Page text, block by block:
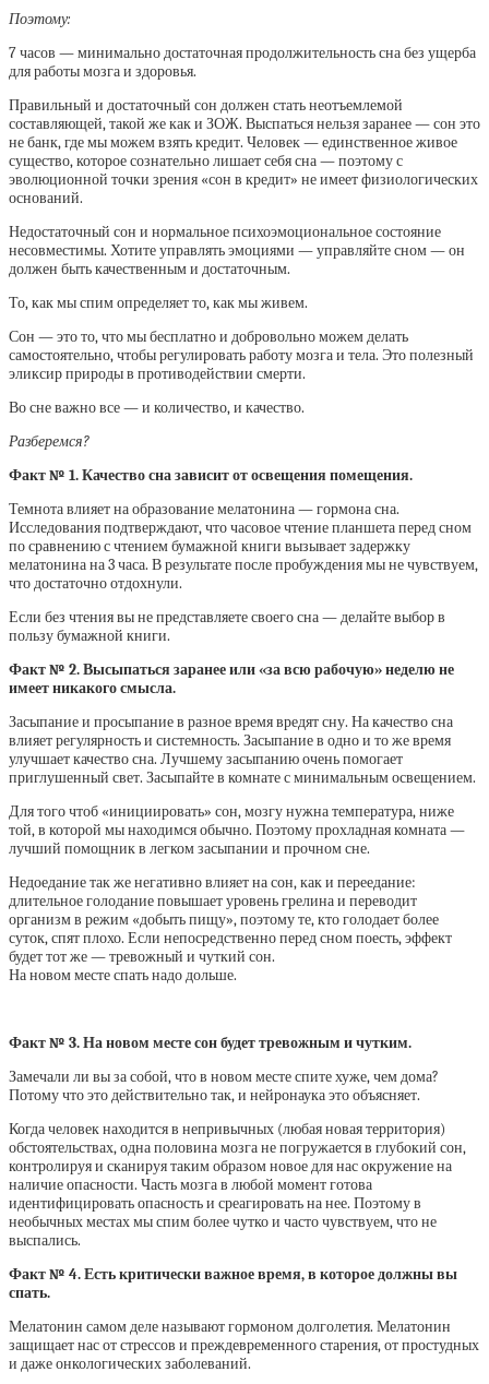
Поэтому:
7 часов — минимально достаточная продолжительность сна без ущерба
для работы мозга и здоровья.
Правильный и достаточный сон должен стать неотъемлемой
составляющей, такой же как и ЗОЖ. Выспаться нельзя заранее — сон это
не банк, где мы можем взять кредит. Человек — единственное живое
существо, которое сознательно лишает себя сна — поэтому с
эволюционной точки зрения «сон в кредит» не имеет физиологических
оснований.
Недостаточный сон и нормальное психоэмоциональное состояние
несовместимы. Хотите управлять эмоциями — управляйте сном — он
должен быть качественным и достаточным.
То, как мы спим определяет то, как мы живем.
Сон — это то, что мы бесплатно и добровольно можем делать
самостоятельно, чтобы регулировать работу мозга и тела. Это полезный
эликсир природы в противодействии смерти.
Во сне важно все — и количество, и качество.
Разберемся?
Факт № 1. Качество сна зависит от освещения помещения.
Темнота влияет на образование мелатонина — гормона сна.
Исследования подтверждают, что часовое чтение планшета перед сном
по сравнению с чтением бумажной книги вызывает задержку
мелатонина на 3 часа. В результате после пробуждения мы не чувствуем,
что достаточно отдохнули.
Если без чтения вы не представляете своего сна — делайте выбор в
пользу бумажной книги.
Факт № 2. Высыпаться заранее или «за всю рабочую» неделю не
имеет никакого смысла.
Засыпание и просыпание в разное время вредят сну. На качество сна
влияет регулярность и системность. Засыпание в одно и то же время
улучшает качество сна. Лучшему засыпанию очень помогает
приглушенный свет. Засыпайте в комнате с минимальным освещением.
Для того чтоб «инициировать» сон, мозгу нужна температура, ниже
той, в которой мы находимся обычно. Поэтому прохладная комната —
лучший помощник в легком засыпании и прочном сне.
Недоедание так же негативно влияет на сон, как и переедание:
длительное голодание повышает уровень грелина и переводит
организм в режим «добыть пищу», поэтому те, кто голодает более
суток, спят плохо. Если непосредственно перед сном поесть, эффект
будет тот же — тревожный и чуткий сон.
На новом месте спать надо дольше.
Факт № 3. На новом месте сон будет тревожным и чутким.
Замечали ли вы за собой, что в новом месте спите хуже, чем дома?
Потому что это действительно так, и нейронаука это объясняет.
Когда человек находится в непривычных (любая новая территория)
обстоятельствах, одна половина мозга не погружается в глубокий сон,
контролируя и сканируя таким образом новое для нас окружение на
наличие опасности. Часть мозга в любой момент готова
идентифицировать опасность и среагировать на нее. Поэтому в
необычных местах мы спим более чутко и часто чувствуем, что не
выспались.
Факт № 4. Есть критически важное время, в которое должны вы
спать.
Мелатонин самом деле называют гормоном долголетия. Мелатонин
защищает нас от стрессов и преждевременного старения, от простудных
и даже онкологических заболеваний.